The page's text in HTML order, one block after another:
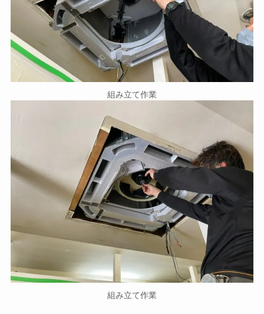
組み立て作業
組み立て作業